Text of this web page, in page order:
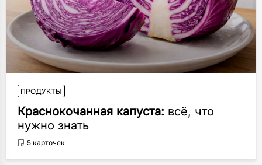
ПРОДУКТЫ
Краснокочанная капуста: всё, что
нужно знать
5 карточек